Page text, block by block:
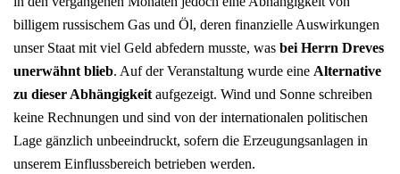
billigem russischem Gas und Öl, deren finanzielle Auswirkungen
unser Staat mit viel Geld abfedern musste, was bei Herrn Dreves
unerwähnt blieb. Auf der Veranstaltung wurde eine Alternative
zu dieser Abhängigkeit aufgezeigt. Wind und Sonne schreiben
keine Rechnungen und sind von der internationalen politischen
Lage gänzlich unbeeindruckt, sofern die Erzeugungsanlagen in
unserem Einflussbereich betrieben werden.